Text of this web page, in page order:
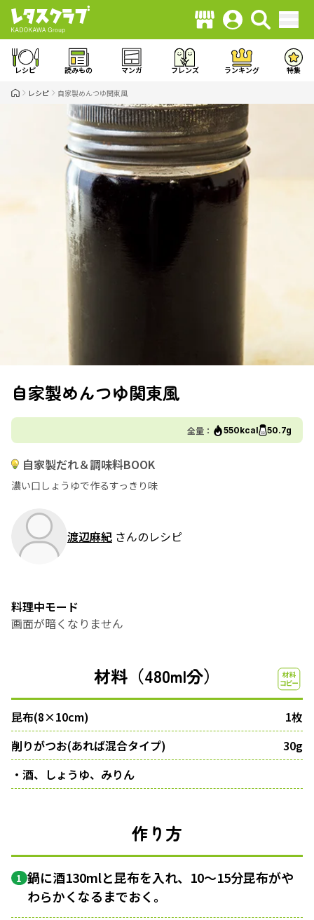
レシピ 読みもの マンガ フレンズ ランキング 特集
レシピ 自家製めんつゆ関東風
自家製めんつゆ関東風
全量： 550kcal 50.7g
自家製だれ＆調味料BOOK
濃い口しょうゆで作るすっきり味
渡辺麻紀 さんのレシピ
料理中モード
画面が暗くなりません
材料（480ml分）
昆布(8×10cm)
1枚
削りがつお(あれば混合タイプ)
30g
・酒、しょうゆ、みりん
作り方
1 鍋に酒130mlと昆布を入れ、10〜15分昆布がや
わらかくなるまでおく。